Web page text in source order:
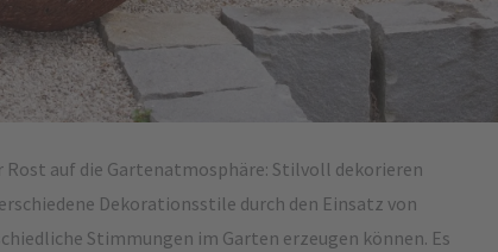
Rost auf die Gartenatmosphäre: Stilvoll dekorieren
Dekorationsstile durch den Einsatz von
Stimmungen im Garten erzeugen können. Es